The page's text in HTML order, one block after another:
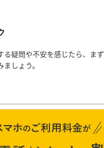
る疑問や不安を感じたら、ま
しょう。